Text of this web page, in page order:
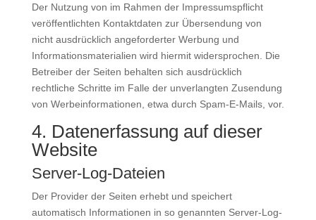
Der Nutzung von im Rahmen der Impressumspflicht
veröffentlichten Kontaktdaten zur Übersendung von
nicht ausdrücklich angeforderter Werbung und
Informationsmaterialien wird hiermit widersprochen. Die
Betreiber der Seiten behalten sich ausdrücklich
rechtliche Schritte im Falle der unverlangten Zusendung
von Werbeinformationen, etwa durch Spam-E-Mails, vor.
4. Datenerfassung auf dieser
Website
Server-Log-Dateien
Der Provider der Seiten erhebt und speichert
automatisch Informationen in so genannten Server-Log-